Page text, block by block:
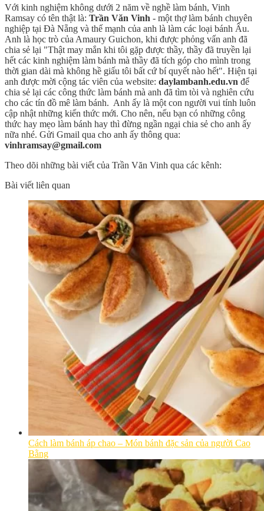
Với kinh nghiệm không dưới 2 năm về nghề làm bánh, Vinh
Ramsay có tên thật là: Trần Văn Vinh - một thợ làm bánh chuyên
nghiệp tại Đà Nẵng và thế mạnh của anh là làm các loại bánh Âu.
Anh là học trò của Amaury Guichon, khi được phỏng vấn anh đã
chia sẻ lại "Thật may mắn khi tôi gặp được thầy, thầy đã truyền lại
hết các kinh nghiệm làm bánh mà thầy đã tích góp cho mình trong
thời gian dài mà không hề giấu tôi bất cứ bí quyết nào hết". Hiện tại
anh được mời cộng tác viên của website: daylambanh.edu.vn để
chia sẻ lại các công thức làm bánh mà anh đã tìm tòi và nghiên cứu
cho các tín đồ mê làm bánh. Anh ấy là một con người vui tính luôn
cập nhật những kiến thức mới. Cho nên, nếu bạn có những công
thức hay mẹo làm bánh hay thì đừng ngần ngại chia sẻ cho anh ấy
nữa nhé. Gửi Gmail qua cho anh ấy thông qua:
vinhramsay@gmail.com
Theo dõi những bài viết của Trần Văn Vinh qua các kênh:
Bài viết liên quan
Cách làm bánh áp chao – Món bánh đặc sản của người Cao
Bằng